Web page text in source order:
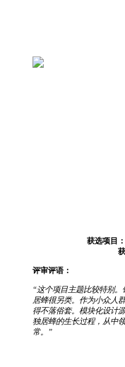
获选项目
评审评语：
“这个项目主题比较特别
居蜂很另类。作为小众人
得不落俗套。模块化设计
独居蜂的生长过程，从中
常。”